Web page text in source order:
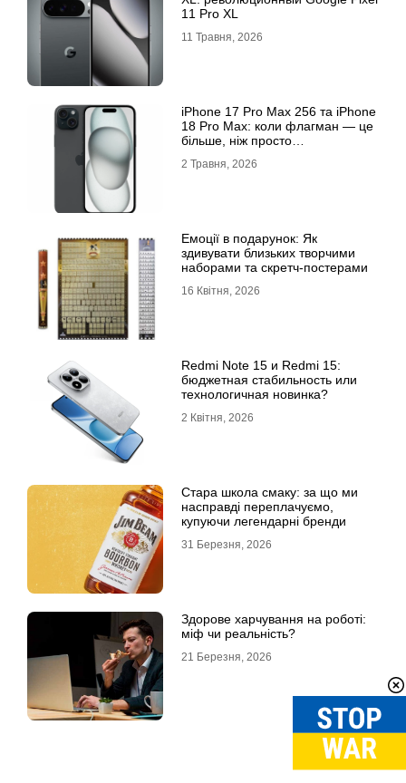
11 Pro XL
11 Травня, 2026
iРhone 17 Рro Мax 256 та iРhone
18 Рro Мax: коли флагман — це
більше, ніж просто
2 Травня, 2026
Емоції в подарунок: Як
здивувати близьких творчими
наборами та скретч-постерами
16 Квітня, 2026
Redmi Note 15 и Redmi 15:
бюджетная стабильность или
технологичная новинка?
2 Квітня, 2026
Стара школа смаку: за що ми
насправді переплачуємо,
купуючи легендарні бренди
31 Березня, 2026
Здорове харчування на роботі:
міф чи реальність?
21 Березня, 2026